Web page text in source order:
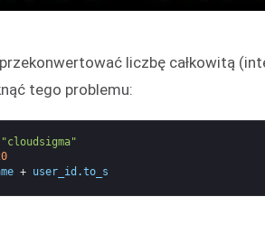
liczbę całkowitą
tego problemu:
"cloudsigma"
+ user_id .to_s